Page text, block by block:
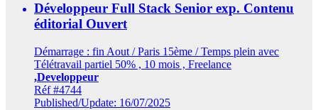
Développeur Full Stack Senior exp. Contenu
éditorial Ouvert
Démarrage : fin Aout / Paris 15ème / Temps plein avec
Télétravail partiel 50% , 10 mois , Freelance
,Developpeur
Réf #4744
Published/Update: 16/07/2025